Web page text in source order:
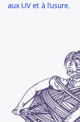
aux UV et à l’usure.